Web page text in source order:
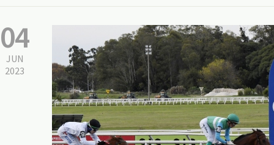
04
JUN
2023